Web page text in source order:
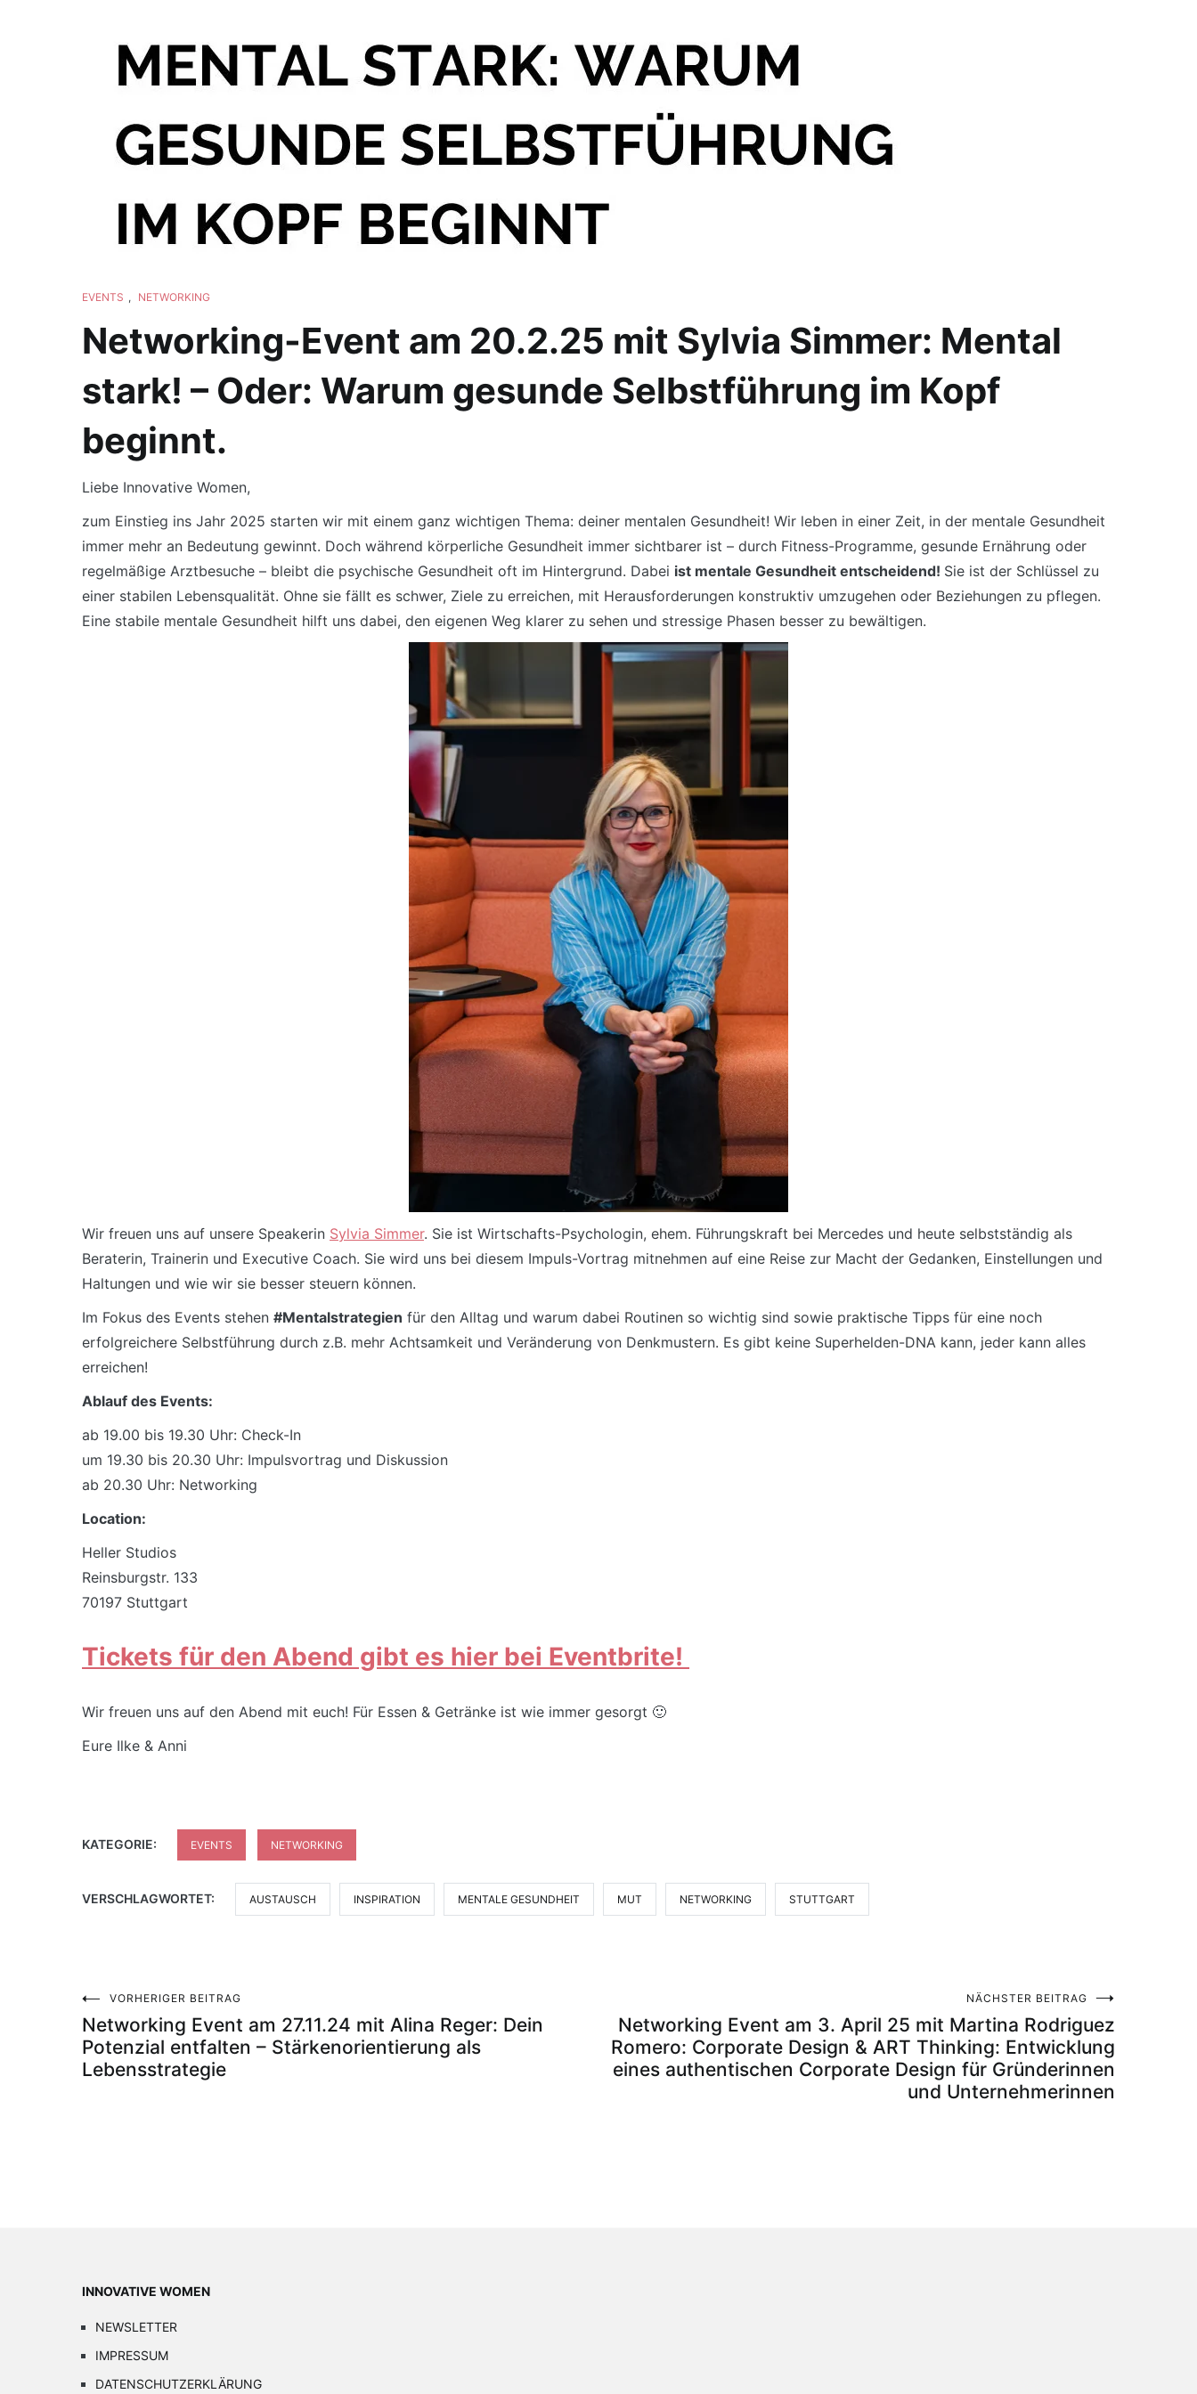
EVENTS , NETWORKING
Networking-Event am 20.2.25 mit Sylvia Simmer: Mental
stark! – Oder: Warum gesunde Selbstführung im Kopf
beginnt.
Liebe Innovative Women,
zum Einstieg ins Jahr 2025 starten wir mit einem ganz wichtigen Thema: deiner mentalen Gesundheit! Wir leben in einer Zeit, in der mentale Gesundheit
immer mehr an Bedeutung gewinnt. Doch während körperliche Gesundheit immer sichtbarer ist – durch Fitness-Programme, gesunde Ernährung oder
regelmäßige Arztbesuche – bleibt die psychische Gesundheit oft im Hintergrund. Dabei ist mentale Gesundheit entscheidend! Sie ist der Schlüssel zu
einer stabilen Lebensqualität. Ohne sie fällt es schwer, Ziele zu erreichen, mit Herausforderungen konstruktiv umzugehen oder Beziehungen zu pflegen.
Eine stabile mentale Gesundheit hilft uns dabei, den eigenen Weg klarer zu sehen und stressige Phasen besser zu bewältigen.
Wir freuen uns auf unsere Speakerin Sylvia Simmer. Sie ist Wirtschafts-Psychologin, ehem. Führungskraft bei Mercedes und heute selbstständig als
Beraterin, Trainerin und Executive Coach. Sie wird uns bei diesem Impuls-Vortrag mitnehmen auf eine Reise zur Macht der Gedanken, Einstellungen und
Haltungen und wie wir sie besser steuern können.
Im Fokus des Events stehen #Mentalstrategien für den Alltag und warum dabei Routinen so wichtig sind sowie praktische Tipps für eine noch
erfolgreichere Selbstführung durch z.B. mehr Achtsamkeit und Veränderung von Denkmustern. Es gibt keine Superhelden-DNA kann, jeder kann alles
erreichen!
Ablauf des Events:
ab 19.00 bis 19.30 Uhr: Check-In
um 19.30 bis 20.30 Uhr: Impulsvortrag und Diskussion
ab 20.30 Uhr: Networking
Location:
Heller Studios
Reinsburgstr. 133
70197 Stuttgart
Tickets für den Abend gibt es hier bei Eventbrite!
Wir freuen uns auf den Abend mit euch! Für Essen & Getränke ist wie immer gesorgt 🙂
Eure Ilke & Anni
KATEGORIE: EVENTS NETWORKING
VERSCHLAGWORTET: AUSTAUSCH INSPIRATION MENTALE GESUNDHEIT MUT NETWORKING STUTTGART
Beitragsnavigation
VORHERIGER BEITRAG
Networking Event am 27.11.24 mit Alina Reger: Dein
Potenzial entfalten – Stärkenorientierung als
Lebensstrategie
NÄCHSTER BEITRAG
Networking Event am 3. April 25 mit Martina Rodriguez
Romero: Corporate Design & ART Thinking: Entwicklung
eines authentischen Corporate Design für Gründerinnen
und Unternehmerinnen
INNOVATIVE WOMEN
NEWSLETTER
IMPRESSUM
DATENSCHUTZERKLÄRUNG